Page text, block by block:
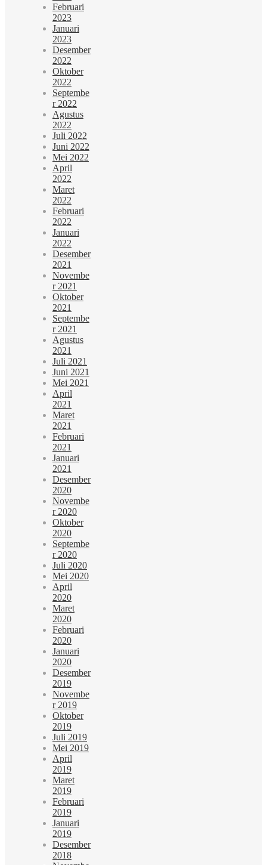
Februari
2023
Januari
2023
Desember
2022
Oktober
2022
Septembe
r 2022
Agustus
2022
Juli 2022
Juni 2022
Mei 2022
April
2022
Maret
2022
Februari
2022
Januari
2022
Desember
2021
Novembe
r 2021
Oktober
2021
Septembe
r 2021
Agustus
2021
Juli 2021
Juni 2021
Mei 2021
April
2021
Maret
2021
Februari
2021
Januari
2021
Desember
2020
Novembe
r 2020
Oktober
2020
Septembe
r 2020
Juli 2020
Mei 2020
April
2020
Maret
2020
Februari
2020
Januari
2020
Desember
2019
Novembe
r 2019
Oktober
2019
Juli 2019
Mei 2019
April
2019
Maret
2019
Februari
2019
Januari
2019
Desember
2018